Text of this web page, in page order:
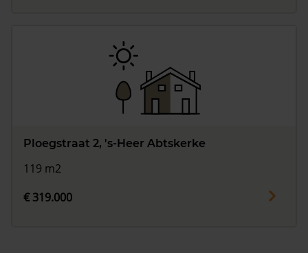
Ploegstraat 2, 's-Heer Abtskerke
119 m2
€ 319.000